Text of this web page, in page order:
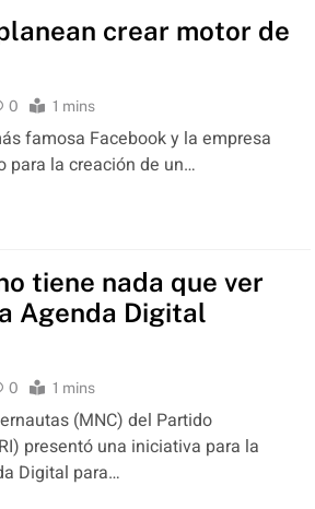
crear motor de
0 1 mins
famosa Facebook y la empresa
para la creación de un…
tiene nada que ver
Agenda Digital
0 1 mins
(MNC) del Partido
presentó una iniciativa para la
Digital para…